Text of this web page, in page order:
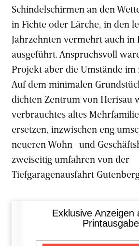
Schindelschirmen an den
in Fichte oder Lärche, in den
Jahrzehnten vermehrt auch in
ausgeführt. Anspruchsvoll
Projekt aber die Umstände im
Auf dem minimalen
dichten Zentrum von Herisau
verbrauchtes altes
ersetzen, inzwischen eng
neueren Wohn- und
zweiseitig umfahren von der
Tiefgaragenausfahrt
Exklusive Anzeigen
Printausgabe